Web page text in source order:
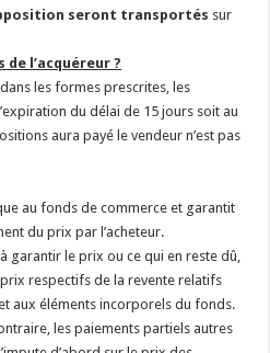
seront transportés sur
l’acquéreur ?
les formes prescrites, les
du délai de 15 jours soit au
aura payé le vendeur n’est pas
au fonds de commerce et garantit
du prix par l’acheteur.
garantir le prix ou ce qui en reste dû,
respectifs de la revente relatifs
aux éléments incorporels du fonds.
les paiements partiels autres